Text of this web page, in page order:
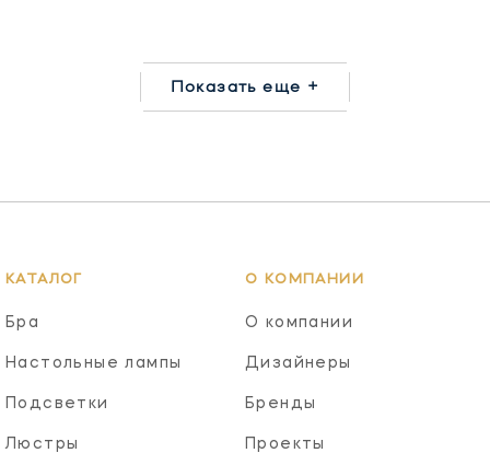
Показать еще +
КАТАЛОГ
Бра
Настольные лампы
Подсветки
Люстры
О КОМПАНИИ
О компании
Дизайнеры
Бренды
Проекты